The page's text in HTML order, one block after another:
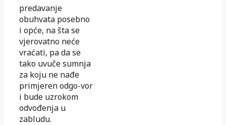
predavanje
obuhvata posebno
i opće, na šta se
vjerovatno neće
vraćati, pa da se
tako uvuče sumnja
za koju ne nađe
primjeren odgo-vor
i bude uzrokom
odvođenja u
zabludu.